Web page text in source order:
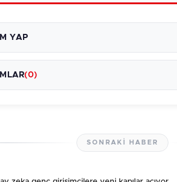
YAP
(0)
SONRAKI HABER